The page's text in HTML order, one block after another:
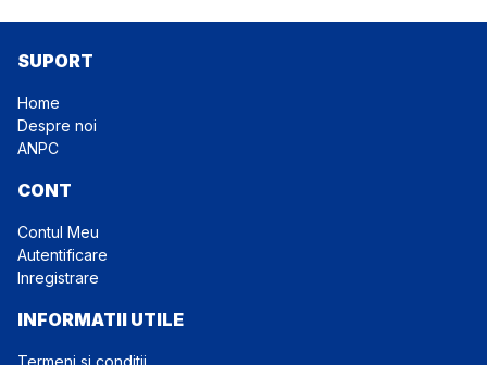
Patura de prim ajutor 160x210 cm – 1 buc
Bandaje triunghiulare
Foarfeca – 1 buc
Manusi de vinil – 4 buc
Servetele umede – 2 buc
Ghid de prim ajutor
SUPORT
Home
Despre noi
ANPC
CONT
Contul Meu
Autentificare
Inregistrare
INFORMATII UTILE